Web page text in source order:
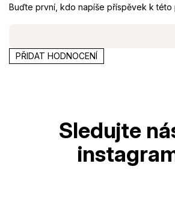
Buďte první, kdo napíše příspěvek k této
PŘIDAT HODNOCENÍ